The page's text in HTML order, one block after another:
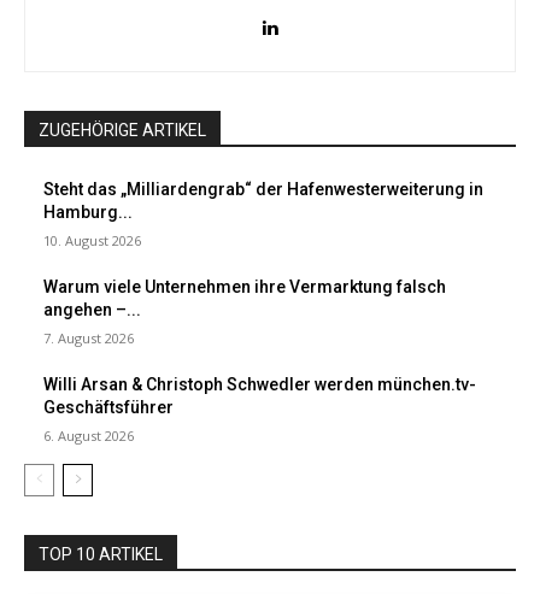
ZUGEHÖRIGE ARTIKEL
Steht das „Milliardengrab“ der Hafenwesterweiterung in
Hamburg...
10. August 2026
Warum viele Unternehmen ihre Vermarktung falsch
angehen –...
7. August 2026
Willi Arsan & Christoph Schwedler werden münchen.tv-
Geschäftsführer
6. August 2026
TOP 10 ARTIKEL